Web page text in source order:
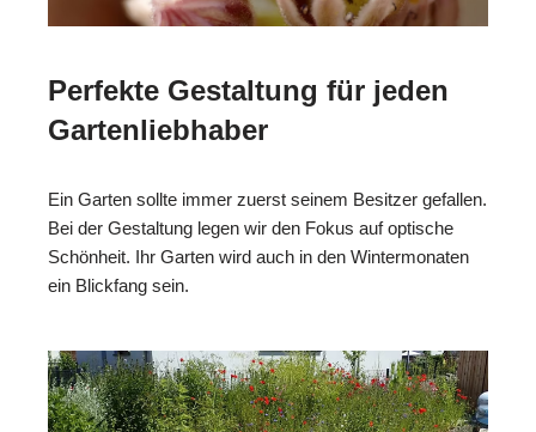
Perfekte Gestaltung für jeden
Gartenliebhaber
Ein Garten sollte immer zuerst seinem Besitzer gefallen.
Bei der Gestaltung legen wir den Fokus auf optische
Schönheit. Ihr Garten wird auch in den Wintermonaten
ein Blickfang sein.